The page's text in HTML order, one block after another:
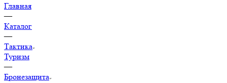
Главная
—
Каталог
—
Тактика
Туризм
—
Бронезащита